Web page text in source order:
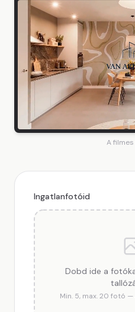
A
Ingatlanfotóid
Dobd ide a
Min. 5, max. 20 fotó —